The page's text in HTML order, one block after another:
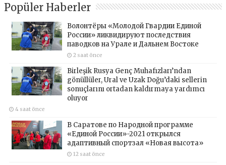
Popüler Haberler
Волонтёры «Молодой Гвардии Единой
России» ликвидируют последствия
паводков на Урале и Дальнем Востоке
2 saat önce
Birleşik Rusya Genç Muhafızları’ndan
gönüllüler, Ural ve Uzak Doğu’daki sellerin
sonuçlarını ortadan kaldırmaya yardımcı
oluyor
4 saat önce
В Саратове по Народной программе
«Единой России»-2021 открылся
адаптивный спортзал «Новая высота»
12 saat önce